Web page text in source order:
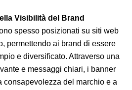
Visibilità del Brand
spesso posizionati su siti web
permettendo ai brand di essere
e diversificato. Attraverso una
e messaggi chiari, i banner
consapevolezza del marchio e a